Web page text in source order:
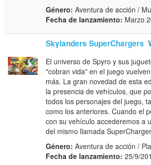
Género: Aventura de acción /
Fecha de lanzamiento: Marzo
Skylanders SuperChargers
El universo de Spyro y sus
"cobran vida" en el juego
más. La gran novedad de esta
la presencia de vehículos, que
todos los personajes del juego,
como los anteriores. Cuando el
con su vehículo accederemos a
del mismo llamada
Género: Aventura de acción /
Fecha de lanzamiento: 25/9/